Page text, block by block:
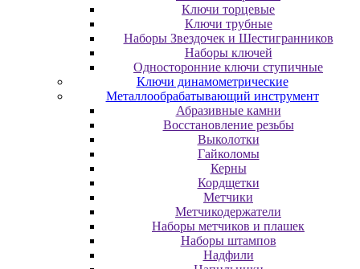
Ключи торцевые
Ключи трубные
Наборы Звездочек и Шестигранников
Наборы ключей
Односторонние ключи ступичные
Ключи динамометрические
Металлообрабатывающий инструмент
Абразивные камни
Восстановление резьбы
Выколотки
Гайколомы
Керны
Кордщетки
Метчики
Метчикодержатели
Наборы метчиков и плашек
Наборы штампов
Надфили